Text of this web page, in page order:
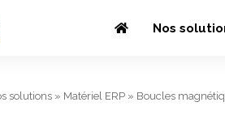
Nos
solutions » Matériel ERP » Boucles